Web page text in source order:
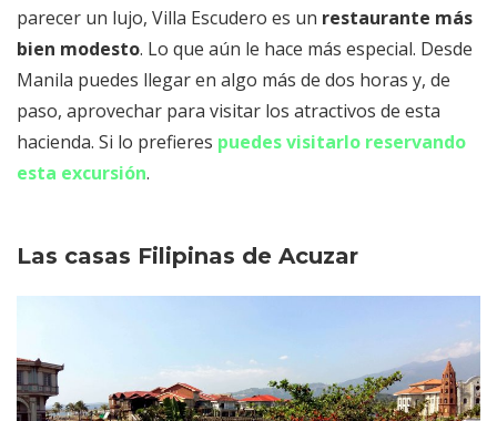
parecer un lujo, Villa Escudero es un restaurante más
bien modesto. Lo que aún le hace más especial. Desde
Manila puedes llegar en algo más de dos horas y, de
paso, aprovechar para visitar los atractivos de esta
hacienda. Si lo prefieres puedes visitarlo reservando
esta excursión.
Las casas Filipinas de Acuzar